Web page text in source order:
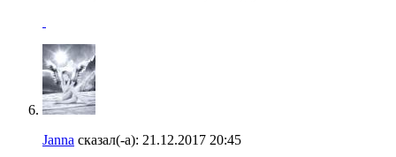
Janna сказал(-а): 21.12.2017 20:45